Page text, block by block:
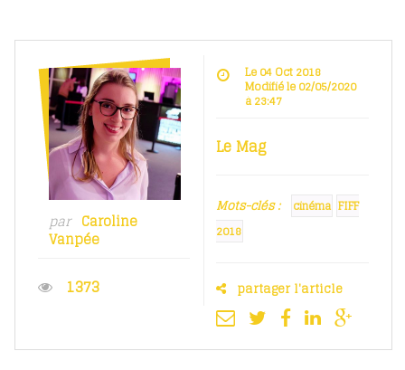
par Caroline
Vanpée
1373
Le 04 Oct 2018
Modifié le 02/05/2020
à 23:47
Le Mag
Mots-clés : cinéma FIFF
2018
partager l'article